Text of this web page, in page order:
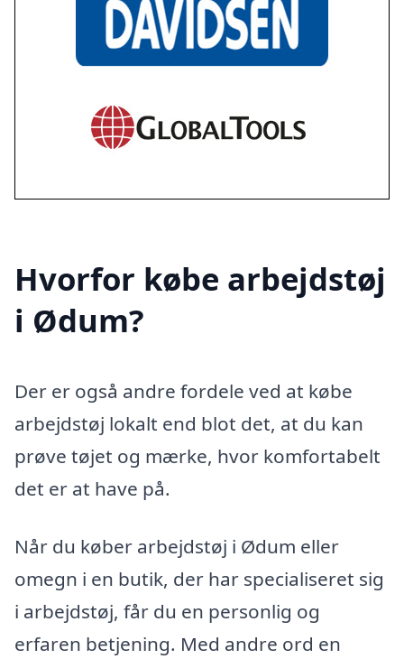
Hvorfor købe arbejdstøj
i Ødum?
Der er også andre fordele ved at købe
arbejdstøj lokalt end blot det, at du kan
prøve tøjet og mærke, hvor komfortabelt
det er at have på.
Når du køber arbejdstøj i Ødum eller
omegn i en butik, der har specialiseret sig
i arbejdstøj, får du en personlig og
erfaren betjening. Med andre ord en